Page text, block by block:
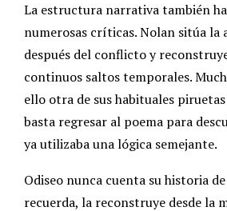
La estructura narrativa también
numerosas críticas. Nolan sitúa la
después del conflicto y
continuos saltos temporales.
ello otra de sus habituales
basta regresar al poema para
ya utilizaba una lógica semejante.
Odiseo nunca cuenta su historia
recuerda, la reconstruye desde la